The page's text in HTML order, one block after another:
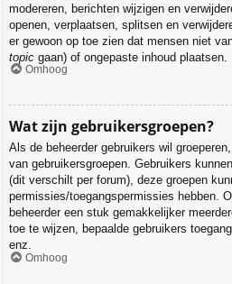
modereren, berichten wijzigen en
openen, verplaatsen, splitsen en
er gewoon op toe zien dat mensen niet
topic gaan) of ongepaste inhoud plaatsen.
Omhoog
Wat zijn gebruikersgroepen?
Als de beheerder gebruikers wil
van gebruikersgroepen. Gebruikers
(dit verschilt per forum), deze groepen
permissies/toegangspermissies hebben.
beheerder een stuk gemakkelijker
toe te wijzen, bepaalde gebruikers
enz.
Omhoog